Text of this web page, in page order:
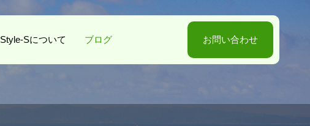
Style-Sについて ブログ お問い合わせ